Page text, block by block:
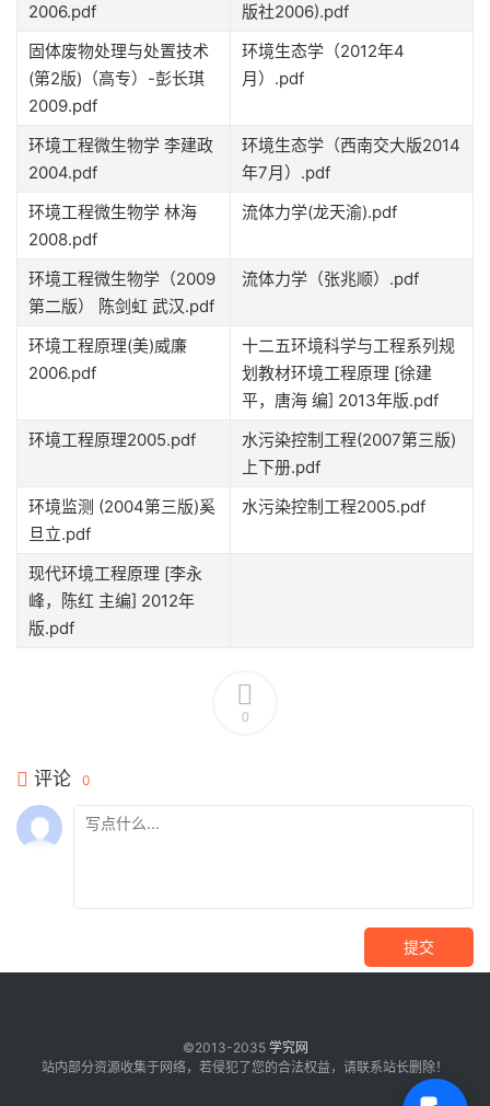
2006.pdf
版社2006).pdf
固体废物处理与处置技术
(第2版)（高专）-彭长琪
2009.pdf
环境生态学（2012年4
月）.pdf
环境工程微生物学 李建政
2004.pdf
环境生态学（西南交大版2014
年7月）.pdf
环境工程微生物学 林海
2008.pdf
流体力学(龙天渝).pdf
环境工程微生物学（2009
第二版） 陈剑虹 武汉.pdf
流体力学（张兆顺）.pdf
环境工程原理(美)威廉
2006.pdf
十二五环境科学与工程系列规
划教材环境工程原理 [徐建
平，唐海 编] 2013年版.pdf
环境工程原理2005.pdf
水污染控制工程(2007第三版)
上下册.pdf
环境监测 (2004第三版)奚
旦立.pdf
水污染控制工程2005.pdf
现代环境工程原理 [李永
峰，陈红 主编] 2012年
版.pdf
0
评论 0
提交
©2013-2035 学究网
站内部分资源收集于网络，若侵犯了您的合法权益，请联系站长删除！